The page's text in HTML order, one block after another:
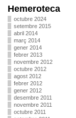
Hemeroteca
octubre 2024
setembre 2015
abril 2014
març 2014
gener 2014
febrer 2013
novembre 2012
octubre 2012
agost 2012
febrer 2012
gener 2012
desembre 2011
novembre 2011
octubre 2011